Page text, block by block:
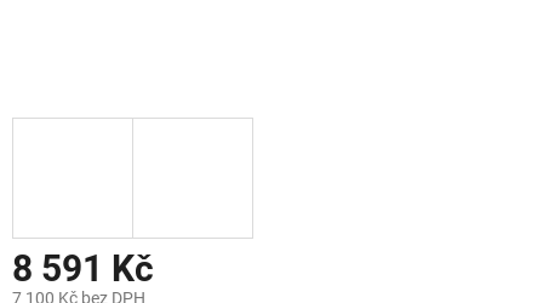
8 591 Kč
7 100 Kč bez DPH